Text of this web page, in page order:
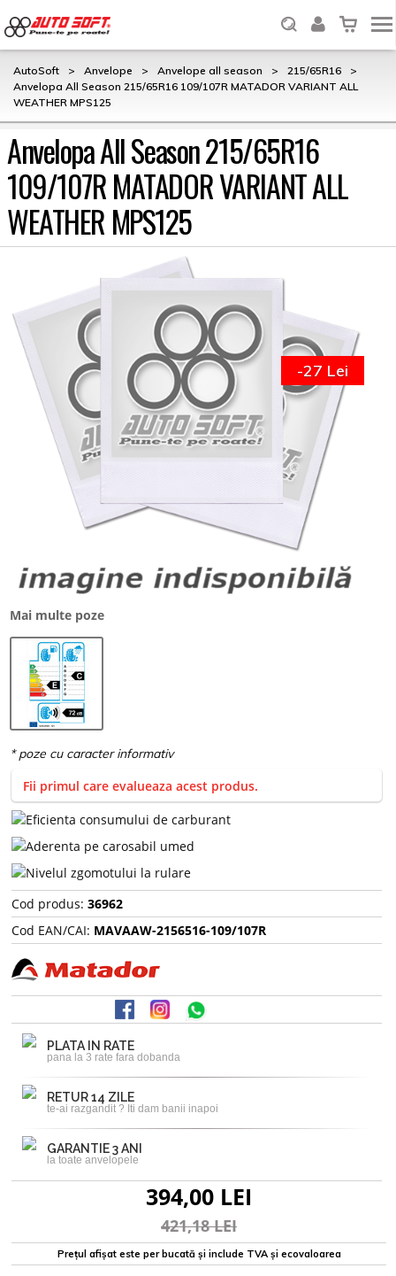
AutoSoft > Anvelope > Anvelope all season > 215/65R16
>
Anvelopa All Season 215/65R16 109/107R MATADOR VARIANT ALL
WEATHER MPS125
Anvelopa All Season 215/65R16
109/107R MATADOR VARIANT ALL
WEATHER MPS125
Mai multe poze
-27 Lei
Fii primul care evalueaza acest produs.
Cod produs: 36962
Cod EAN/CAI: MAVAAW-2156516-109/107R
PLATA IN RATE
pana la 3 rate fara dobanda
RETUR 14 ZILE
te-ai razgandit ? Iti dam banii inapoi
GARANTIE 3 ANI
la toate anvelopele
394,00 LEI
421,18 LEI
Prețul afișat este per bucată și include TVA și ecovaloarea